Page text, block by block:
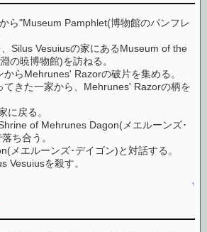
ら"Museum Pamphlet(博物館のパンフレ
Silus Vesuiusの家にあるMuseum of the
の暁博物館)を訪ねる。
らMehrunes' Razorの破片を集める。
てきた一家から、Mehrunes' Razorの柄を
に戻る。
of Mehrunes Dagon(メエルーンズ･
ち合う。
メエルーンズ･デイゴン)と対話する。
Vesuiusを殺す。
↑